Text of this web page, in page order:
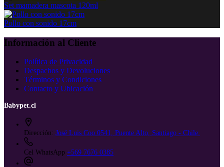
Set mamadera mascota 120ml
Pollo con sonido 17cm
Información al Cliente
Política de Privacidad
Despachos y Devoluciones
Términos y Condiciones
Contacto y Ubicación
Babypet.cl
Dirección: José Luis Coo 0541, Puente Alto, Santiago - Chile.
Cel WhatsApp +569 7676 0385